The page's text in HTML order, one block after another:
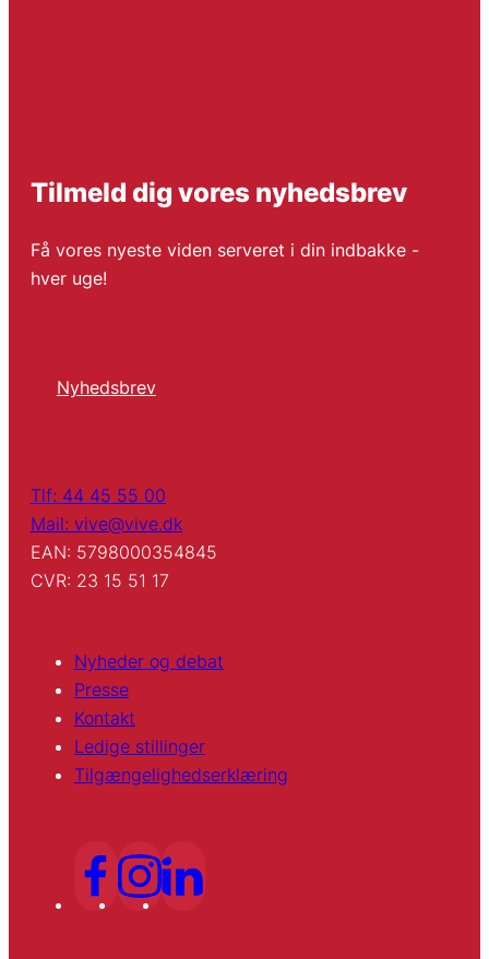
Tilmeld dig vores nyhedsbrev
Få vores nyeste viden serveret i din indbakke -
hver uge!
Nyhedsbrev
Tlf: 44 45 55 00
Mail: vive@vive.dk
EAN: 5798000354845
CVR: 23 15 51 17
Nyheder og debat
Presse
Kontakt
Ledige stillinger
Tilgængelighedserklæring